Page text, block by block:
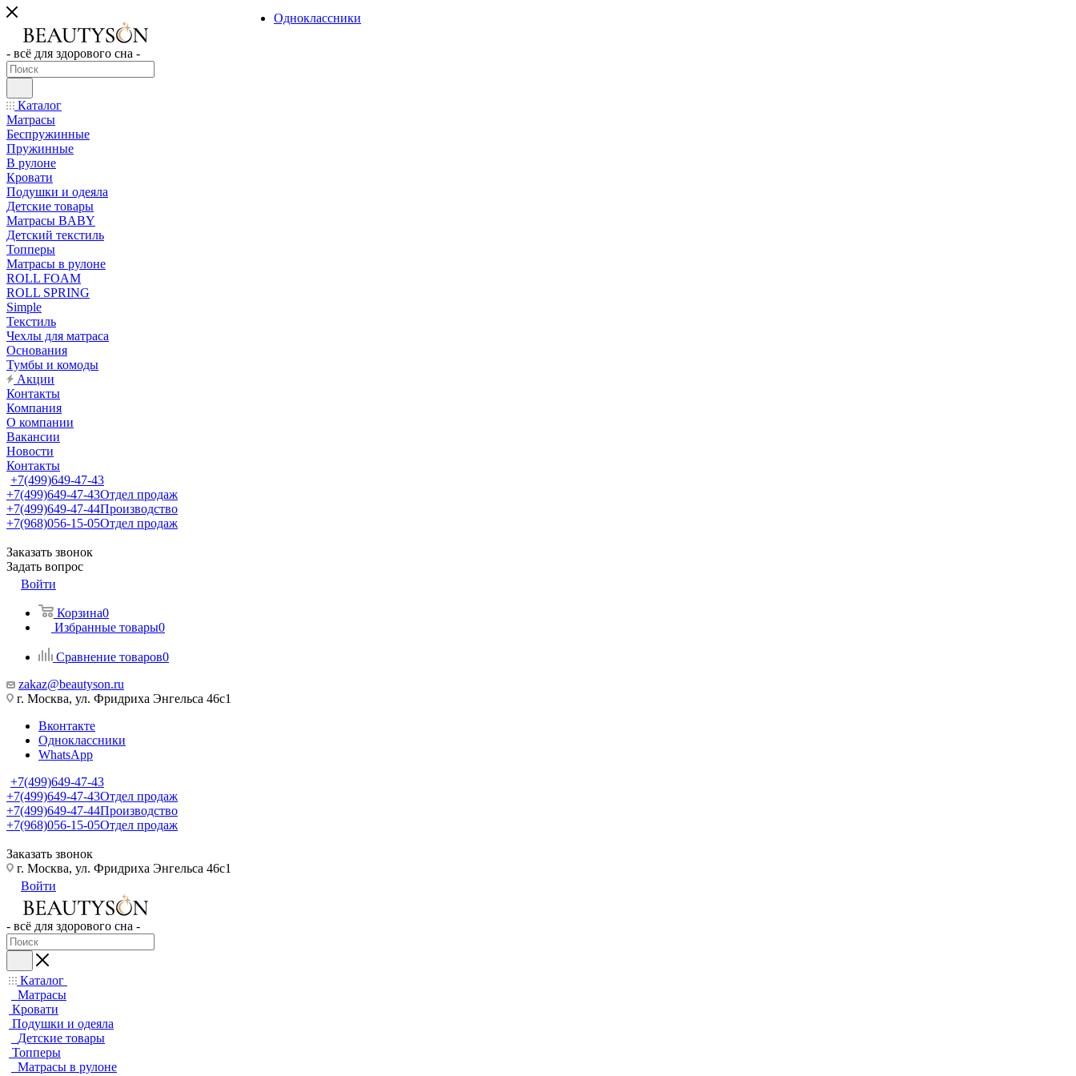
- всё для здорового сна -
Каталог
Матрасы
Беспружинные
Пружинные
В рулоне
Кровати
Подушки и одеяла
Детские товары
Матрасы BABY
Детский текстиль
Топперы
Матрасы в рулоне
ROLL FOAM
ROLL SPRING
Simple
Текстиль
Чехлы для матраса
Основания
Тумбы и комоды
Акции
Контакты
Компания
О компании
Вакансии
Новости
Контакты
+7(499)649-47-43
+7(499)649-47-43Отдел продаж
+7(499)649-47-44Производство
+7(968)056-15-05Отдел продаж
Заказать звонок
Задать вопрос
Войти
Корзина0
Избранные товары0
Сравнение товаров0
zakaz@beautyson.ru
г. Москва, ул. Фридриха Энгельса 46с1
Вконтакте
Одноклассники
WhatsApp
+7(499)649-47-43
+7(499)649-47-43Отдел продаж
+7(499)649-47-44Производство
+7(968)056-15-05Отдел продаж
Заказать звонок
Одноклассники
г. Москва, ул. Фридриха Энгельса 46с1
Войти
- всё для здорового сна -
Каталог
Матрасы
Кровати
Подушки и одеяла
Детские товары
Топперы
Матрасы в рулоне